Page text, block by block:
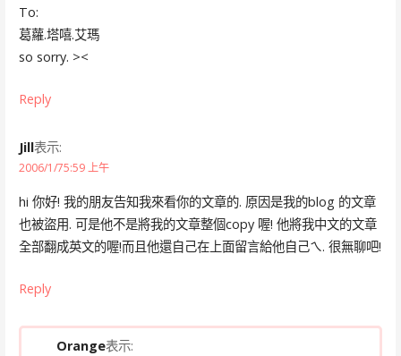
To:
葛蘿.塔嘻.艾瑪
so sorry. ><
Reply
Jill表示:
2006/1/75:59 上午
hi 你好! 我的朋友告知我來看你的文章的. 原因是我的blog 的文章
也被盜用. 可是他不是將我的文章整個copy 喔! 他將我中文的文章
全部翻成英文的喔!而且他還自己在上面留言給他自己ㄟ. 很無聊吧!
Reply
Orange表示: